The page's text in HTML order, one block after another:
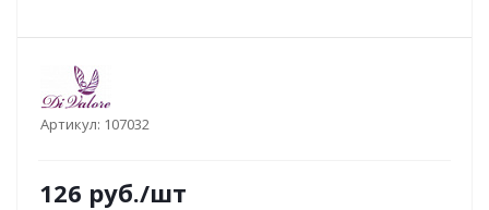
Артикул: 107032
126 руб./шт